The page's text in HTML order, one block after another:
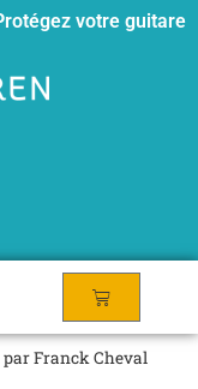
votre guitare
par Franck Cheval